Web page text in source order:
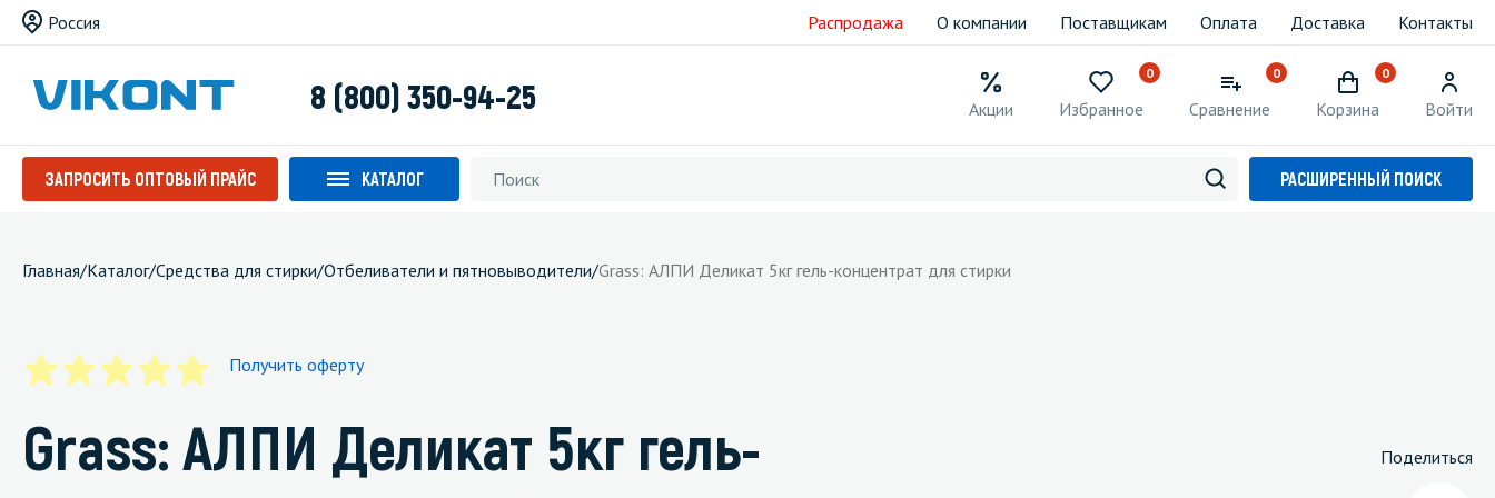
Россия Распродажа О компании Поставщикам Оплата Доставка Контакты
8 (800) 350-94-25 Акции
0
Избранное
0
Сравнение
0
Корзина Войти
ЗАПРОСИТЬ ОПТОВЫЙ ПРАЙС КАТАЛОГ РАСШИРЕННЫЙ ПОИСК
Главная/Каталог/Средства для стирки/Отбеливатели и пятновыводители/Grass: АЛПИ Деликат 5кг гель-концентрат для стирки
Получить оферту
Поделиться
Grass: АЛПИ Деликат 5кг гель-